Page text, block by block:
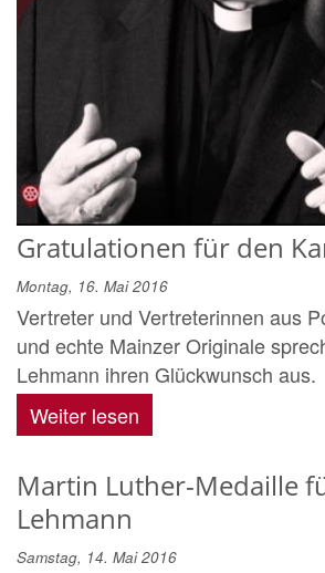
Gratulationen für den
Montag, 16. Mai 2016
Vertreter und Vertreterinnen aus
und echte Mainzer Originale
Lehmann ihren Glückwunsch aus.
Weiter lesen
Martin Luther-Medaille
Lehmann
Samstag, 14. Mai 2016